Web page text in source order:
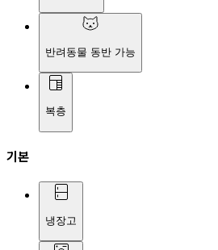
반려동물 동반 가능
복층
기본
냉장고